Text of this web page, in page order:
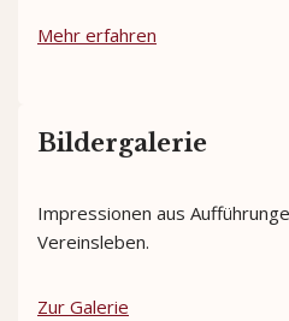
Mehr erfahren
Bildergalerie
Impressionen aus
Vereinsleben.
Zur Galerie